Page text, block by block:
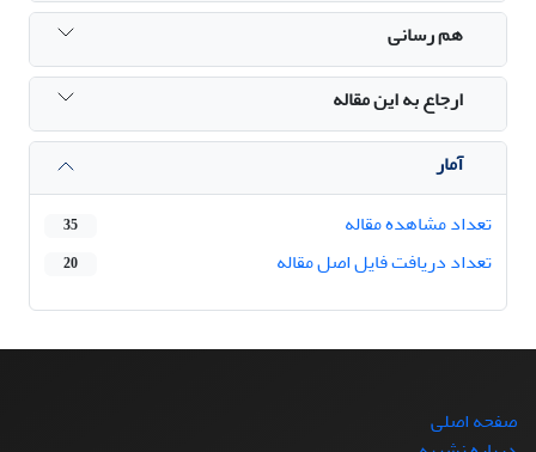
هم رسانی
ارجاع به این مقاله
آمار
تعداد مشاهده مقاله
35
تعداد دریافت فایل اصل مقاله 20
صفحه اصلی